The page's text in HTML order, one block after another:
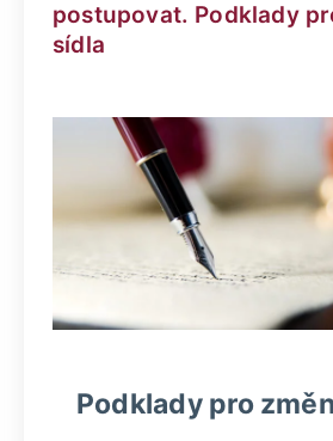
postupovat. Podklady
sídla
Podklady pro